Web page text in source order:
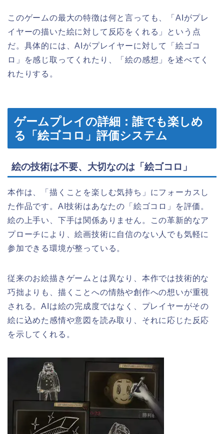
このゲームの最大の特徴は何と言っても、「AIがプレ
イヤーの描いた絵に対して反応をくれる」という点
だ。具体的には、AIがプレイヤーに対して「絵ゴコ
ロ」を感じ取ってくれたり、「絵の感想」を述べてく
れたりする。
ゲームプレイの詳細：誰でも楽しめ
る「絵ゴコロ」評価システム
絵の技術は不要、大切なのは「絵ゴコロ」
本作は、「描くことを楽しむ気持ち」にフォーカスし
た作品です。AI技術はあなたの「絵ゴコロ」を評価。
絵の上手い、下手は関係ありません。この革新的なア
プローチにより、絵画技術に自信のない人でも気軽に
参加できる環境が整っている。
従来のお絵描きゲームとは異なり、本作では技術的な
巧拙よりも、描くことへの情熱や創作への想いが重視
される。AIは絵の完成度ではなく、プレイヤーがその
絵に込めた感情や意図を読み取り、それに応じた反応
を示してくれる。